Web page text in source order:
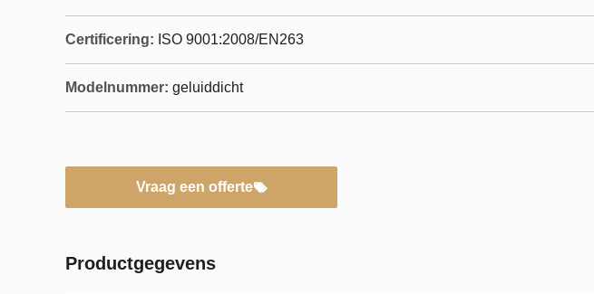
Certificering: ISO 9001:2008/EN263
Modelnummer: geluiddicht
Vraag een offerte
Productgegevens